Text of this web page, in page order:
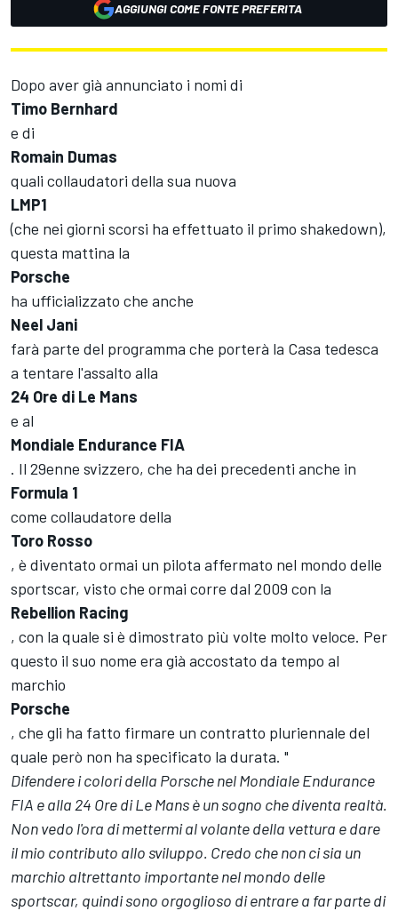
AGGIUNGI COME FONTE PREFERITA
Dopo aver già annunciato i nomi di
Timo Bernhard
e di
Romain Dumas
quali collaudatori della sua nuova
LMP1
(che nei giorni scorsi ha effettuato il primo shakedown),
questa mattina la
Porsche
ha ufficializzato che anche
Neel Jani
farà parte del programma che porterà la Casa tedesca
a tentare l'assalto alla
24 Ore di Le Mans
e al
Mondiale Endurance FIA
. Il 29enne svizzero, che ha dei precedenti anche in
Formula 1
come collaudatore della
Toro Rosso
, è diventato ormai un pilota affermato nel mondo delle
sportscar, visto che ormai corre dal 2009 con la
Rebellion Racing
, con la quale si è dimostrato più volte molto veloce. Per
questo il suo nome era già accostato da tempo al
marchio
Porsche
, che gli ha fatto firmare un contratto pluriennale del
quale però non ha specificato la durata. "
Difendere i colori della Porsche nel Mondiale Endurance
FIA e alla 24 Ore di Le Mans è un sogno che diventa realtà.
Non vedo l'ora di mettermi al volante della vettura e dare
il mio contributo allo sviluppo. Credo che non ci sia un
marchio altrettanto importante nel mondo delle
sportscar, quindi sono orgoglioso di entrare a far parte di